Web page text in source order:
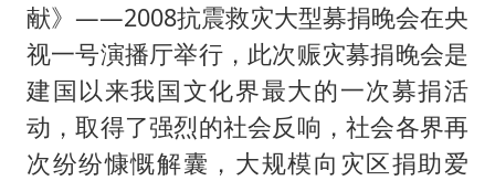
王虹邓煜的同学获统计学界诺贝尔奖
台州《告全体市民书》：非必要不外出
泰国校园枪击事件已致8死30余伤
光伏八巨头签署“不低于成本价”倡议
献》——2008抗震救灾大型募捐晚会在央
视一号演播厅举行，此次赈灾募捐晚会是
建国以来我国文化界最大的一次募捐活
动，取得了强烈的社会反响，社会各界再
次纷纷慷慨解囊，大规模向灾区捐助爱